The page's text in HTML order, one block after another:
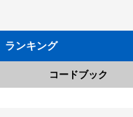
ランキング
コードブック